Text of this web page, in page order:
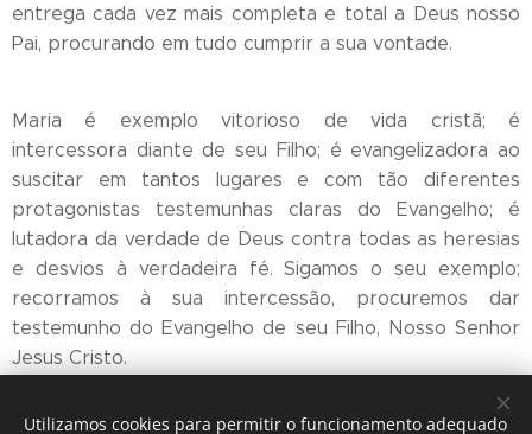
entrega cada vez mais completa e total a Deus nosso
Pai, procurando em tudo cumprir a sua vontade.
Maria é exemplo vitorioso de vida cristã; é
intercessora diante de seu Filho; é evangelizadora ao
suscitar em tantos lugares e com tão diferentes
protagonistas testemunhas claras do Evangelho; é
lutadora da verdade de Deus contra todas as heresias
e desvios à verdadeira fé. Sigamos o seu exemplo;
recorramos à sua intercessão, procuremos dar
testemunho do Evangelho de seu Filho, Nosso Senhor
Jesus Cristo.
+ Nuno, Bispo do Funchal
Utilizamos cookies para permitir o funcionamento adequado